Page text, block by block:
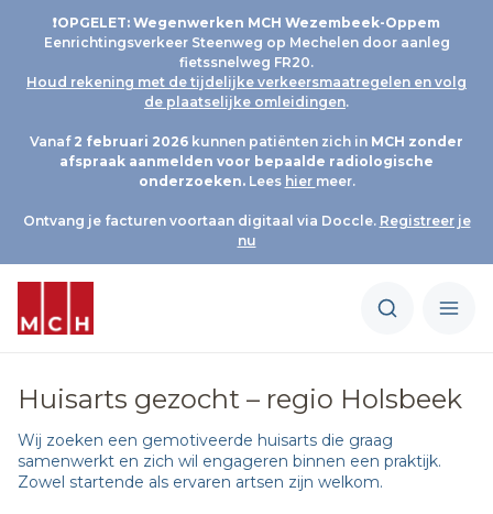
❗OPGELET: Wegenwerken MCH Wezembeek-Oppem
Eenrichtingsverkeer Steenweg op Mechelen door aanleg
fietssnelweg FR20.
Houd rekening met de tijdelijke verkeersmaatregelen en volg
de plaatselijke omleidingen.
Vanaf 2 februari 2026 kunnen patiënten zich in MCH zonder
afspraak aanmelden voor bepaalde radiologische
onderzoeken.Lees hier meer.
Ontvang je facturen voortaan digitaal via Doccle. Registreer je
nu
Huisarts gezocht – regio Holsbeek
Wij zoeken een gemotiveerde huisarts die graag
samenwerkt en zich wil engageren binnen een praktijk.
Zowel startende als ervaren artsen zijn welkom.